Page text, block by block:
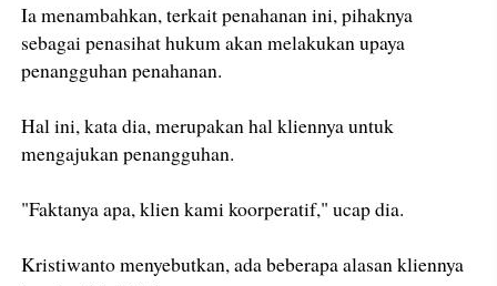
Ia menambahkan, terkait penahanan ini, pihaknya
sebagai penasihat hukum akan melakukan upaya
penangguhan penahanan.
Hal ini, kata dia, merupakan hal kliennya untuk
mengajukan penangguhan.
"Faktanya apa, klien kami koorperatif," ucap dia.
Kristiwanto menyebutkan, ada beberapa alasan kliennya